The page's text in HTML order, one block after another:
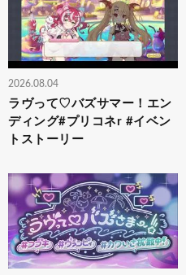
2026.08.04
ラヴって♡バズサマー！エン
ディング#プリコネr #イベン
トストーリー